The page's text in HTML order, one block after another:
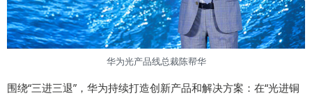
华为光产品线总裁陈帮华
围绕“三进三退”，华为持续打造创新产品和解决方案：在“光进铜